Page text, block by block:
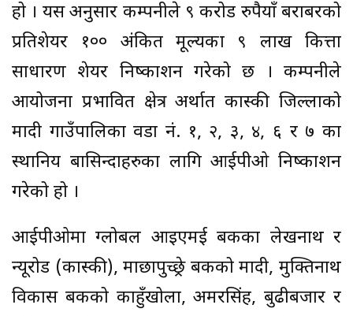
हो । यस अनुसार कम्पनीले ९ करोड रुपैयाँ बराबरको
प्रतिशेयर १०० अंकित मूल्यका ९ लाख कित्ता
साधारण शेयर निष्काशन गरेको छ । कम्पनीले
आयोजना प्रभावित क्षेत्र अर्थात कास्की जिल्लाको
मादी गाउँपालिका वडा नं. १, २, ३, ४, ६ र ७ का
स्थानिय बासिन्दाहरुका लागि आईपीओ निष्काशन
गरेको हो ।
आईपीओमा ग्लोबल आइएमई बैंकका लेखनाथ र
न्यूरोड (कास्की), माछापुच्छ्रे बैंकको मादी, मुक्तिनाथ
विकास बैंकको काहुँखोला, अमरसिंह, बुढीबजार र